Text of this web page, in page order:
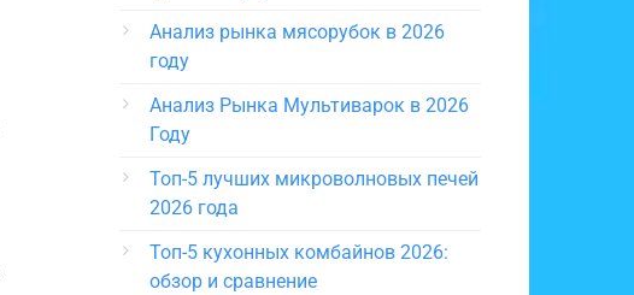
Анализ рынка мясорубок в 2026
году
Анализ Рынка Мультиварок в 2026
Году
Топ-5 лучших микроволновых печей
2026 года
Топ-5 кухонных комбайнов 2026:
обзор и сравнение